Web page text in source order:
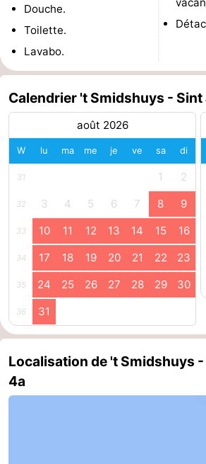
Médicales
Région
Zeeland
Renesse
Brouwershaven
Bruinisse
Zierikzee
Nature
Oosterschelde
Burgh
Haamstede
Nature
Kop
Walcheren
-
Douche.
Toilette.
Lavabo.
Calendrier 't Smidshuys -
août 2026
W lu ma me je ve sa di
31 1 2
32 3 4 5 6 7 8 9
33 10 11 12 13 14 15 16
34 17 18 19 20 21 22 23
35 24 25 26 27 28 29 30
36 31
Localisation de 't Smidshuys
4a